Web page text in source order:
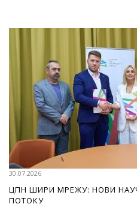
30.07.2026
ЦПН ШИРИ МРЕЖУ: НОВИ
ПОТОКУ